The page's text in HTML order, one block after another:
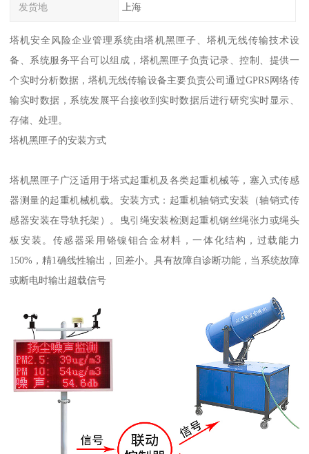
发货地 上海
塔机安全风险企业管理系统由塔机黑匣子、塔机无线传输技术设
备、系统服务平台可以组成，塔机黑匣子负责记录、控制、提供一
个实时分析数据，塔机无线传输设备主要负责公司通过GPRS网络传
输实时数据，系统发展平台接收到实时数据后进行研究实时显示、
存储、处理。
塔机黑匣子的安装方式
塔机黑匣子广泛适用于塔式起重机及各类起重机械等，塞入式传感
器测量的起重机械机载。安装方式：起重机轴销式安装（轴销式传
感器安装在导轨托架）。曳引绳安装检测起重机钢丝绳张力或绳头
板安装。传感器采用铬镍钼合金材料，一体化结构，过载能力
150%，精1确线性输出，回差小。具有故障自诊断功能，当系统故障
或断电时输出超载信号